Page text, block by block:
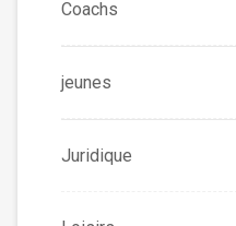
Coachs
jeunes
Juridique